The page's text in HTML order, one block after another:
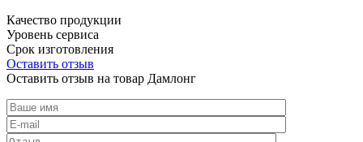
Качество продукции
Уровень сервиса
Срок изготовления
Оставить отзыв
Оставить отзыв на товар Дамлонг